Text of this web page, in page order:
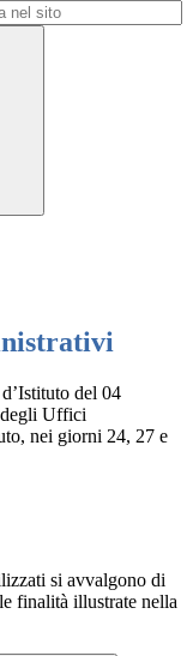
del 04
degli Uffici
nei giorni 24, 27 e
si avvalgono di
finalità illustrate nella